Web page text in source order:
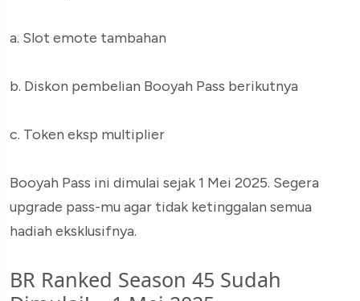
a. Slot emote tambahan
b. Diskon pembelian Booyah Pass berikutnya
c. Token eksp multiplier
Booyah Pass ini dimulai sejak 1 Mei 2025. Segera
upgrade pass-mu agar tidak ketinggalan semua
hadiah eksklusifnya.
BR Ranked Season 45 Sudah